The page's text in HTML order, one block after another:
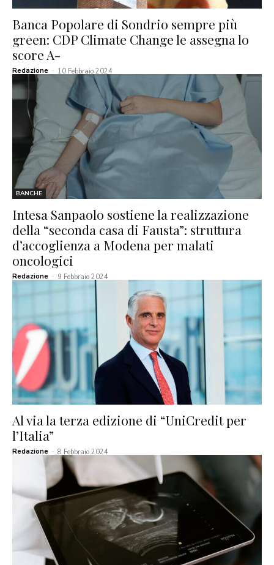
Banca Popolare di Sondrio sempre più
green: CDP Climate Change le assegna lo
score A-
Redazione - 10 Febbraio 2024
BANCHE
Intesa Sanpaolo sostiene la realizzazione
della “seconda casa di Fausta”: struttura
d’accoglienza a Modena per malati
oncologici
Redazione - 9 Febbraio 2024
Al via la terza edizione di “UniCredit per
l’Italia”
Redazione - 8 Febbraio 2024